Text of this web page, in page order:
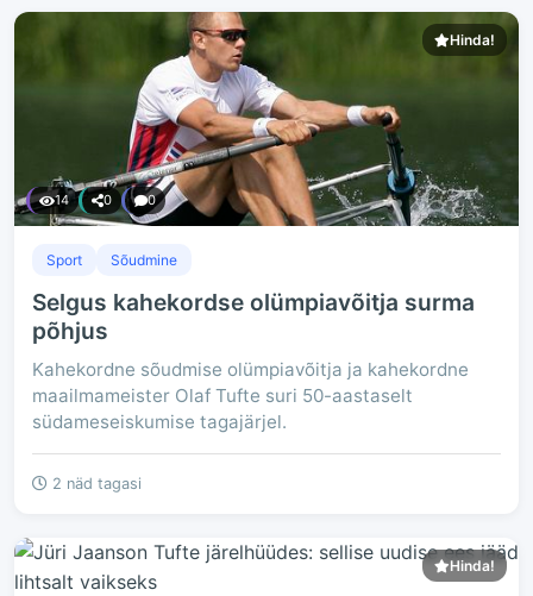
Hinda!
14 0 0
Sport Sõudmine
Selgus kahekordse olümpiavõitja surma
põhjus
Kahekordne sõudmise olümpiavõitja ja kahekordne
maailmameister Olaf Tufte suri 50-aastaselt
südameseiskumise tagajärjel.
2 näd tagasi
Hinda!